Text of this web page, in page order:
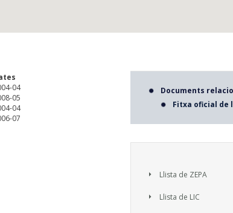
04
05
04
07
Documents
Fitxa oficial de
Llista de ZEPA
Llista de LIC